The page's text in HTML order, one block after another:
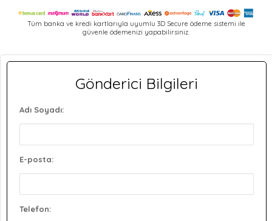
Tüm banka ve kredi kartlarıyla uyumlu 3D Secure ödeme sistemi ile
güvenle ödemenizi yapabilirsiniz.
Gönderici Bilgileri
Adı Soyadı:
E-posta:
Telefon: